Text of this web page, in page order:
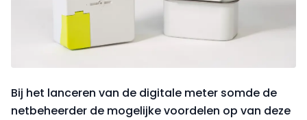
Bij het lanceren van de digitale meter somde de
netbeheerder de mogelijke voordelen op van deze